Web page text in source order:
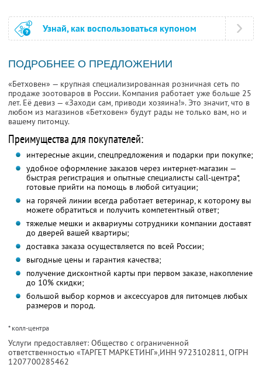
Узнай, как воспользоваться купоном
ПОДРОБНЕЕ О ПРЕДЛОЖЕНИИ
«Бетховен» — крупная специализированная розничная сеть по
продаже зоотоваров в России. Компания работает уже больше 25
лет. Её девиз — «Заходи сам, приводи хозяина!». Это значит, что в
любом из магазинов «Бетховен» будут рады не только вам, но и
вашему питомцу.
Преимущества для покупателей:
интересные акции, спецпредложения и подарки при покупке;
удобное оформление заказов через интернет-магазин —
быстрая регистрация и опытные специалисты call-центра*,
готовые прийти на помощь в любой ситуации;
на горячей линии всегда работает ветеринар, к которому вы
можете обратиться и получить компетентный ответ;
тяжелые мешки и аквариумы сотрудники компании доставят
до дверей вашей квартиры;
доставка заказа осуществляется по всей России;
выгодные цены и гарантия качества;
получение дисконтной карты при первом заказе, накопление
до 10% скидки;
большой выбор кормов и аксессуаров для питомцев любых
размеров и пород.
* колл-центра
Услуги предоставляет: Общество с ограниченной
ответственностью «ТАРГЕТ МАРКЕТИНГ»,ИНН 9723102811, ОГРН
1207700285462